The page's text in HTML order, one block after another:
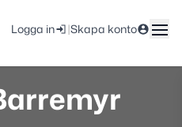
Logga in |Skapa konto